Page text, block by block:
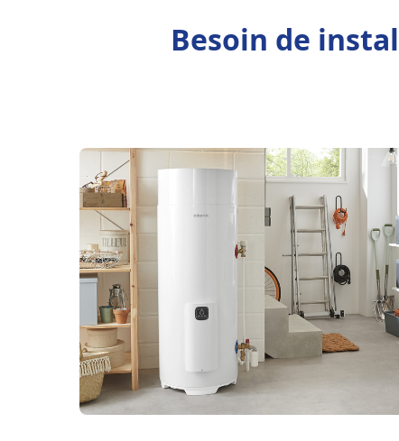
Besoin de